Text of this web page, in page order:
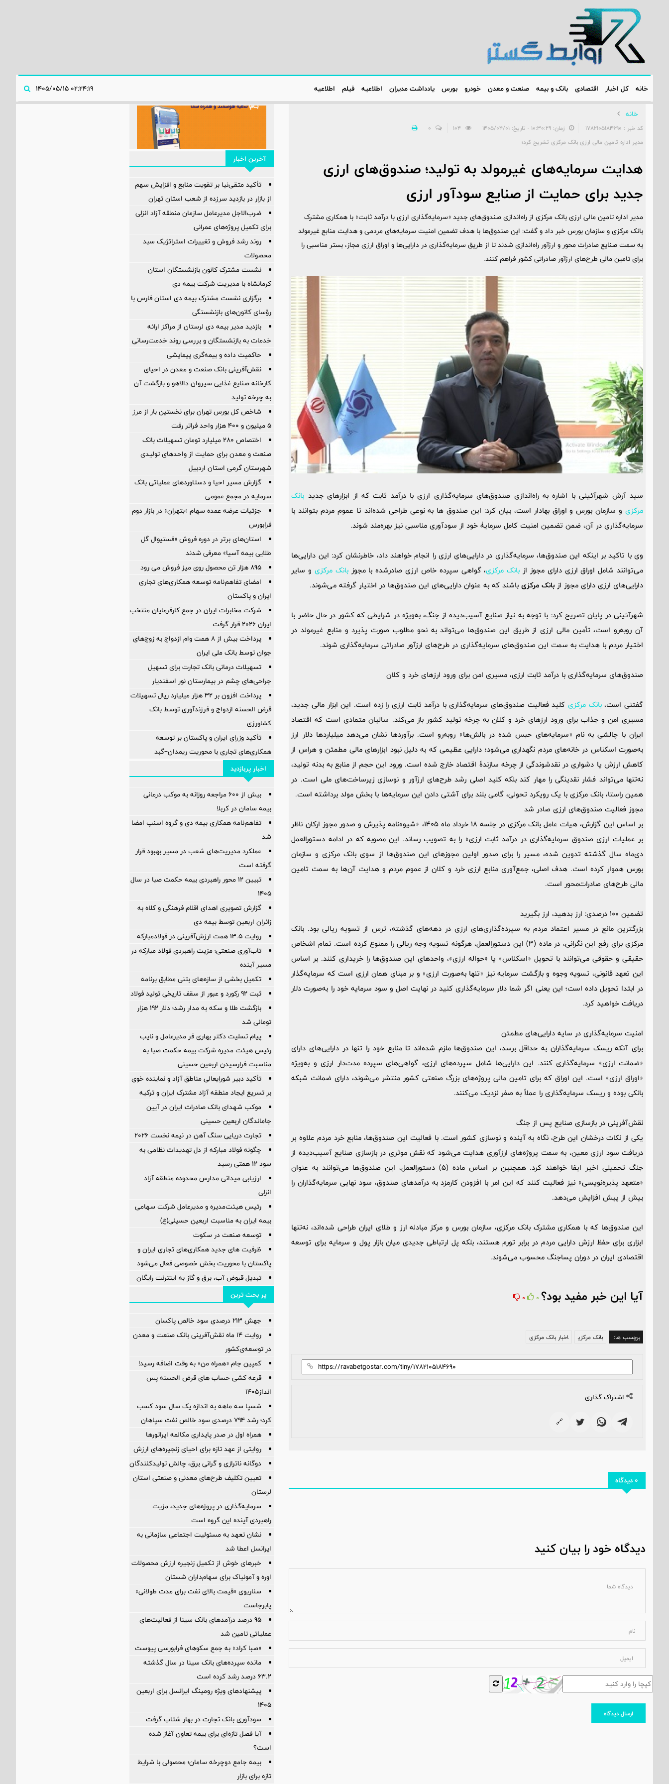
خانه کل اخبار اقتصادی بانک و بیمه صنعت و معدن خودرو بورس یادداشت مدیران اطلاعیه‌ فیلم اطلاعیه‌
خانه
کد خبر : 1782105184690 زمان: ۱۰:۳۰:۲۹ - تاریخ: ۱۴۰۵/۰۴/۰۱
0
مدیر اداره تامین مالی ارزی بانک مرکزی تشریح کرد؛
هدایت سرمایه‌های غیرمولد به تولید؛ صندوق‌های ارزی
جدید برای حمایت از صنایع سودآور ارزی
مدیر اداره تامین مالی ارزی بانک مرکزی از راه‌اندازی صندوق‌های جدید «سرمایه‌گذاری ارزی با درآمد ثابت» با همکاری مشترک
بانک مرکزی و سازمان بورس خبر داد و گفت: این صندوق‌ها با هدف تضمین امنیت سرمایه‌های مردمی و هدایت منابع غیرمولد
به سمت صنایع صادرات محور و ارزآور راه‌اندازی شدند تا از طریق سرمایه‌گذاری در دارایی‌ها و اوراق ارزی مجاز، بستر مناسبی را
برای تامین مالی طرح‌های ارزآور صادراتی کشور فراهم کنند.
سید آرش شهرآئینی با اشاره به راه‌اندازی صندوق‌های سرمایه‌گذاری ارزی با درآمد ثابت که از ابزارهای جدید بانک
مرکزی و سازمان بورس و اوراق بهادار است، بیان کرد: این صندوق ها به نوعی طراحی شده‌اند تا عموم مردم بتوانند با
سرمایه‌گذاری در آن، ضمن تضمین امنیت کامل سرمایۀ خود از سودآوری مناسبی نیز بهره‌مند شوند.
وی با تاکید بر اینکه این صندوق‌ها، سرمایه‌گذاری در دارایی‌های ارزی را انجام خواهند داد، خاطرنشان کرد: این دارایی‌ها
می‌توانند شامل اوراق ارزی دارای مجوز از بانک مرکزی، گواهی سپرده خاص ارزی صادرشده با مجوزبانک مرکزی و سایر
دارایی‌های ارزی دارای مجوز از بانک مرکزی باشند که به عنوان دارایی‌های این صندوق‌ها در اختیار گرفته می‌شوند.
شهرآئینی در پایان تصریح کرد: با توجه به نیاز صنایع آسیب‌دیده از جنگ، به‌ویژه در شرایطی که کشور در حال حاضر با
آن روبه‌رو است، تأمین مالی ارزی از طریق این صندوق‌ها می‌تواند به نحو مطلوب صورت پذیرد و منابع غیرمولد در
اختیار مردم با هدایت به سمت این صندوق‌های سرمایه‌گذاری در طرح‌های ارزآور صادراتی سرمایه‌گذاری شوند.
صندوق‌های سرمایه‌گذاری با درآمد ثابت ارزی، مسیری امن برای ورود ارزهای خرد و کلان
گفتنی است،بانک مرکزیکلید فعالیت صندوق‌های سرمایه‌گذاری با درآمد ثابت ارزی را زده است. این ابزار مالی جدید،
مسیری امن و جذاب برای ورود ارزهای خرد و کلان به چرخه تولید کشور باز می‌کند. سالیان متمادی است که اقتصاد
ایران با چالشی به نام «سرمایه‌های حبس شده در بالش‌ها» روبه‌رو است. برآوردها نشان می‌دهد میلیاردها دلار ارز
به‌صورت اسکناس در خانه‌های مردم نگهداری می‌شود؛ دارایی عظیمی که به دلیل نبود ابزارهای مالی مطمئن و هراس از
کاهش ارزش یا دشواری در نقدشوندگی از چرخه سازندۀ اقتصاد خارج شده است. ورود این حجم از منابع به بدنه تولید،
نه‌تنها می‌تواند فشار نقدینگی را مهار کند بلکه کلید اصلی رشد طرح‌های ارزآور و نوسازی زیرساخت‌های ملی است. در
همین راستا، بانک مرکزی با یک رویکرد تحولی، گامی بلند برای آشتی دادن این سرمایه‌ها با بخش مولد برداشته است.
مجوز فعالیت صندوق‌های ارزی صادر شد
بر اساس این گزارش، هیات عامل بانک مرکزی در جلسه 18 خرداد ماه 1405، «شیوه‌نامه پذیرش و صدور مجوز ارکان ناظر
بر عملیات ارزی صندوق سرمایه‌گذاری در درآمد ثابت ارزی» را به تصویب رساند. این مصوبه که در ادامه دستورالعمل
دی‌ماه سال گذشته تدوین شده، مسیر را برای صدور اولین مجوزهای این صندوق‌ها از سوی بانک مرکزی و سازمان
بورس هموار کرده است. هدف اصلی، جمع‌آوری منابع ارزی خرد و کلان از عموم مردم و هدایت آن‌ها به سمت تامین
مالی طرح‌های صادرات‌محور است.
تضمین 100 درصدی: ارز بدهید، ارز بگیرید
بزرگترین مانع در مسیر اعتماد مردم به سپرده‌گذاری‌های ارزی در دهه‌های گذشته، ترس از تسویه ریالی بود. بانک
مرکزی برای رفع این نگرانی، در ماده (3) این دستورالعمل، هرگونه تسویه وجه ریالی را ممنوع کرده است. تمام اشخاص
حقیقی و حقوقی می‌توانند با تحویل «اسکناس» یا «حواله ارزی»، واحدهای این صندوق‌ها را خریداری کنند. بر اساس
این تعهد قانونی، تسویه وجوه و بازگشت سرمایه نیز «تنها به‌صورت ارزی» و بر مبنای همان ارزی است که سرمایه‌گذار
در ابتدا تحویل داده است؛ این یعنی اگر شما دلار سرمایه‌گذاری کنید در نهایت اصل و سود سرمایه خود را به‌صورت دلار
دریافت خواهید کرد.
امنیت سرمایه‌گذاری در سایه دارایی‌های مطمئن
برای آنکه ریسک سرمایه‌گذاران به حداقل برسد، این صندوق‌ها ملزم شده‌اند تا منابع خود را تنها در دارایی‌های دارای
«ضمانت ارزی» سرمایه‌گذاری کنند. این دارایی‌ها شامل سپرده‌های ارزی، گواهی‌های سپرده مدت‌دار ارزی و به‌ویژه
«اوراق ارزی» است. این اوراق که برای تامین مالی پروژه‌های بزرگ صنعتی کشور منتشر می‌شوند، دارای ضمانت شبکه
بانکی بوده و ریسک سرمایه‌گذاری را عملاً به صفر نزدیک می‌کنند.
نقش‌آفرینی در بازسازی صنایع پس از جنگ
یکی از نکات درخشان این طرح، نگاه به آینده و نوسازی کشور است. با فعالیت این صندوق‌ها، منابع خرد مردم علاوه بر
دریافت سود ارزی معین، به سمت پروژه‌های ارزآوری هدایت می‌شود که نقش موثری در بازسازی صنایع آسیب‌دیده از
جنگ تحمیلی اخیر ایفا خواهند کرد. همچنین بر اساس ماده (5) دستورالعمل، این صندوق‌ها می‌توانند به عنوان
«متعهد پذیره‌نویسی» نیز فعالیت کنند که این امر با افزودن کارمزد به درآمدهای صندوق، سود نهایی سرمایه‌گذاران را
بیش از پیش افزایش می‌دهد.
این صندوق‌ها که با همکاری مشترک بانک مرکزی، سازمان بورس و مرکز مبادله ارز و طلای ایران طراحی شده‌اند، نه‌تنها
ابزاری برای حفظ ارزش دارایی مردم در برابر تورم هستند، بلکه پل ارتباطی جدیدی میان بازار پول و سرمایه برای توسعه
اقتصادی ایران در دوران پساجنگ محسوب می‌شوند.
آیا این خبر مفید بود؟ 0
0
برچسب ها: بانک مرکزی اخبار بانک مرکزی
اشتراک گذاری
🔗
0 دیدگاه
دیدگاه خود را بیان کنید
ارسال دیدگاه
آخرین اخبار
تأکید متقی‌نیا بر تقویت منابع و افزایش سهم
از بازار در بازدید سرزده از شعب استان تهران
ضرب‌الاجل مدیرعامل سازمان منطقه آزاد انزلی
برای تكمیل پروژه‌های عمرانی
روند رشد فروش و تغییرات استراتژیک سبد
محصولات
نشست مشترک کانون بازنشستگان استان
کرمانشاه با مدیریت شرکت بیمه دی
برگزاری نشست مشترک بیمه دی استان فارس با
رؤسای کانون‌های بازنشستگی
بازدید مدیر بیمه دی لرستان از مراکز ارائه
خدمات به بازنشستگان و بررسی روند خدمت‌رسانی
حاکمیت داده و بیمه‌گری پیمایشی
نقش‌آفرینی بانک صنعت و معدن در احیای
کارخانه صنایع غذایی سیروان دالاهو و بازگشت آن
به چرخه تولید
شاخص کل بورس تهران برای نخستین بار از مرز
۵ میلیون و ۴۰۰ هزار واحد فراتر رفت
اختصاص ۲۸۰ میلیارد تومان تسهیلات بانک
صنعت و معدن برای حمایت از واحدهای تولیدی
شهرستان گرمی استان اردبیل
گزارش مسیر احیا و دستاوردهای عملیاتی بانک
سرمایه در مجمع عمومی
جزئیات عرضه عمده سهام «بتهران» در بازار دوم
فرابورس
استان‌های برتر در دوره فروش «فستیوال گل
طلایی بیمه آسیا» معرفی شدند
895 هزار تن محصول روی میز فروش می رود
امضای تفاهم‌نامه توسعه همکاری‌های تجاری
ایران و پاکستان
شرکت مخابرات ایران در جمع کارفرمایان منتخب
ایران ۲۰۲۶ قرار گرفت
پرداخت بیش از ۸ همت وام ازدواج به زوج‌های
جوان توسط بانک ملی ایران
تسهیلات درمانی بانک تجارت برای تسهیل
جراحی‌های چشم در بیمارستان نور اسفندیار
پرداخت افزون بر 32 هزار میلیارد ریال تسهیلات
قرض الحسنه ازدواج و فرزندآوری توسط بانک
کشاورزی
تأکید وزرای ایران و پاکستان بر توسعه
همکاری‌های تجاری با محوریت ریمدان–گبد
اخبار پربازدید
بیش از ۶۰۰ مراجعه روزانه به موکب درمانی
بیمه سامان در کربلا
تفاهم‌نامه همکاری بیمه دی و گروه اسنپ امضا
شد
عملکرد مدیریت‌های شعب در مسیر بهبود قرار
گرفته است
️تبیین ۱۲ محور راهبردی بیمه حکمت صبا در سال
۱۴۰۵
گزارش تصویری اهدای اقلام فرهنگی و کلاه به
زائران اربعین توسط بیمه دی
روایت ۱۳.۵ همت ارزش‌آفرینی در فولادمبارکه
تاب‌آوری صنعتی؛ مزیت راهبردی فولاد مبارکه در
مسیر آینده
تکمیل بخشی از سازه‌های بتنی مطابق برنامه
ثبت ۹۲ رکورد و عبور از سقف تاریخی تولید فولاد
بازگشت طلا و سکه به مدار رشد؛ دلار ۱۹۲ هزار
تومانی شد
پیام تسلیت دکتر بهاری فر مدیرعامل و نایب
رئیس هیئت مدیره شرکت بیمه حکمت صبا به
مناسبت فرارسیدن اربعین حسینی
تأکید دبیر شورایعالی مناطق آزاد و نماینده خوی
بر تسریع ایجاد منطقه آزاد مشترک ایران و ترکیه
موکب شهدای بانک صادرات ایران در آیین
جاماندگان اربعین حسینی
تجارت دریایی سنگ آهن در نیمه نخست ۲۰۲۶
چگونه فولاد مبارکه از دل تهدیدات نظامی به
سود ۱۲ همتی رسید
ارزیابی میدانی مدارس محدوده منطقه آزاد
انزلی
رئیس هیئت‌مدیره و مدیرعامل شرکت سهامی
بیمه ایران به مناسبت اربعین حسینی(ع)
توسعه صنعت در سکوت
ظرفیت های جدید همکاری‌های تجاری ایران و
پاکستان با محوریت بخش خصوصی فعال می‌شود
تبدیل قبوض آب، برق و گاز به اینترنت رایگان
پر بحث ترین
جهش ۲۱۳ درصدی سود خالص پاکسان
روایت ۱۴ ماه نقش‌آفرینی بانک صنعت و معدن
در توسعه‌‌ی‌کشور
کمپین جام «همراه من» به وقت اضافه رسید!
قرعه کشی حساب های قرض الحسنه پس
انداز1405
شسپا سه ماهه به اندازه یک سال سود کسب
کرد؛ رشد ۷۹۴ درصدی سود خالص نفت سپاهان
همراه اول در صدر پایداری مکالمه اپراتورها
روایتی از عهد تازه برای احیای زنجیره‌های ارزش
دوگانه ناترازی و گرانی برق، چالش تولیدکنندگان
تعیین تکلیف طرح‌های معدنی و صنعتی استان
لرستان
سرمایه‌گذاری در پروژه‌های جدید، مزیت
راهبردی آینده این گروه است
نشان تعهد به مسئولیت اجتماعی سازمانی به
ایرانسل اعطا شد
خبرهای خوش از تکمیل زنجیره ارزش محصولات
اوره و آمونیاک برای سهام‌داران شستان
سناریوی «قیمت بالای نفت برای مدت طولانی»
پابرجاست
95 درصد درآمدهای بانک سینا از فعالیت‌های
عملیاتی تامین شد
«صبا کراد» به جمع سکوهای فرابورسی پیوست
مانده سپرده‌های بانک سینا در سال گذشته
۶۳.۲ درصد رشد کرده است
پیشنهادهای ویژه رومینگ ایرانسل برای اربعین
۱۴۰۵
سودآوری بانک تجارت در بهار شتاب گرفت
آیا فصل تازه‌ای برای بیمه تعاون آغاز شده
است؟
بیمه جامع دوچرخه سامان؛ محصولی با شرایط
تازه برای بازار